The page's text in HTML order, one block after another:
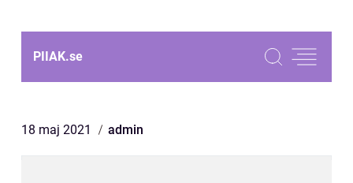
PIIAK.se
18 maj 2021 admin